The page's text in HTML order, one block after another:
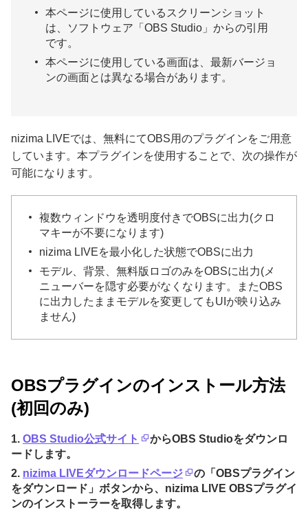
本ページに使用しているスクリーンショット
は、ソフトウェア「OBS Studio」からの引用
です。
本ページに使用している画面は、最新バージョ
ンの画面とは異なる場合があります。
nizima LIVEでは、無料にてOBS用のプラグインをご用意
しています。本プラグインを使用することで、次の操作が
可能になります。
複数ウィンドウを透明度付きでOBSに出力(クロ
マキーが不要になります)
nizima LIVEを最小化した状態でOBSに出力
モデル、背景、無料版ロゴのみをOBSに出力(メ
ニューバーを隠す必要がなくなります。またOBS
に出力したままモデルを変更してもUIが映り込み
ません)
OBSプラグインのインストール方法
(初回のみ)
1. OBS Studio公式サイト
からOBS Studioをダウンロ
ードします。
2. nizima LIVEダウンロードページ
の「OBSプラグイン
をダウンロード」ボタンから、nizima LIVE OBSプラグイ
ンのインストーラーを取得します。